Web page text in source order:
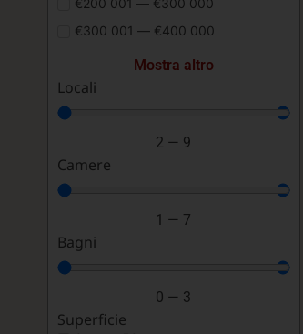
€300 001 — €400 000
Mostra altro
Locali
2 — 9
Camere
1 — 7
Bagni
0 — 3
Superficie